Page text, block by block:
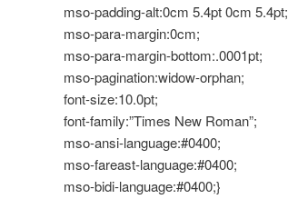
mso-padding-alt:0cm 5.4pt 0cm 5.4pt;
mso-para-margin:0cm;
mso-para-margin-bottom:.0001pt;
mso-pagination:widow-orphan;
font-size:10.0pt;
font-family:”Times New Roman”;
mso-ansi-language:#0400;
mso-fareast-language:#0400;
mso-bidi-language:#0400;}